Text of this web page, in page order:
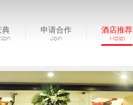
典 申请合作
Join
酒店推荐
Hotel